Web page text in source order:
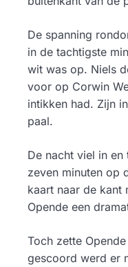
De spanning
in de tachtigste
wit was op. Niels
voor op Corwin
intikken had. Zijn
paal.
De nacht viel in
zeven minuten op
kaart naar de kant
Opende een
Toch zette
gescoord werd er